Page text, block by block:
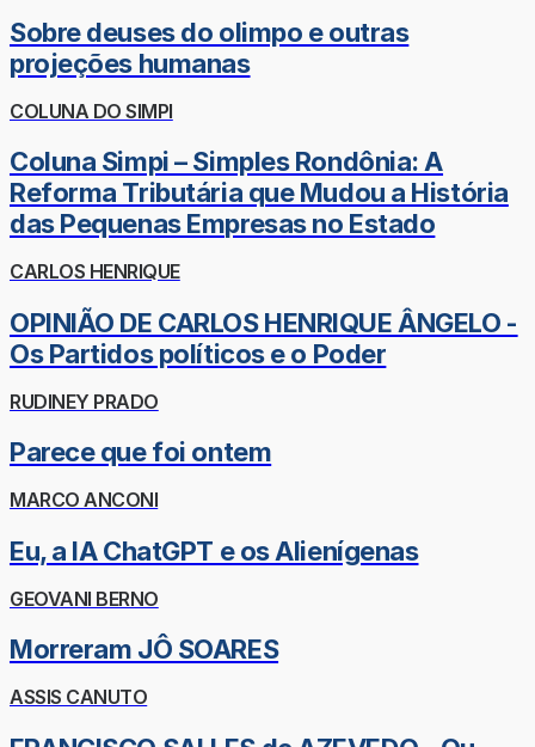
Sobre deuses do olimpo e outras
projeções humanas
COLUNA DO SIMPI
Coluna Simpi – Simples Rondônia: A
Reforma Tributária que Mudou a História
das Pequenas Empresas no Estado
CARLOS HENRIQUE
OPINIÃO DE CARLOS HENRIQUE ÂNGELO -
Os Partidos políticos e o Poder
RUDINEY PRADO
Parece que foi ontem
MARCO ANCONI
Eu, a IA ChatGPT e os Alienígenas
GEOVANI BERNO
Morreram JÔ SOARES
ASSIS CANUTO